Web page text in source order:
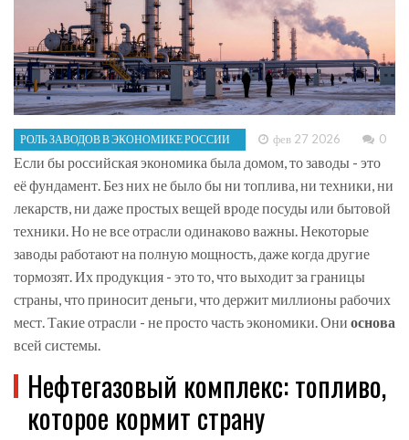
РОЛЬ ЗАВОДОВ В ЭКОНОМИКЕ РОССИИ фев 27 2026 0
Если бы российская экономика была домом, то заводы - это
её фундамент. Без них не было бы ни топлива, ни техники, ни
лекарств, ни даже простых вещей вроде посуды или бытовой
техники. Но не все отрасли одинаково важны. Некоторые
заводы работают на полную мощность, даже когда другие
тормозят. Их продукция - это то, что выходит за границы
страны, что приносит деньги, что держит миллионы рабочих
мест. Такие отрасли - не просто часть экономики. Они основа
всей системы.
Нефтегазовый комплекс: топливо,
которое кормит страну